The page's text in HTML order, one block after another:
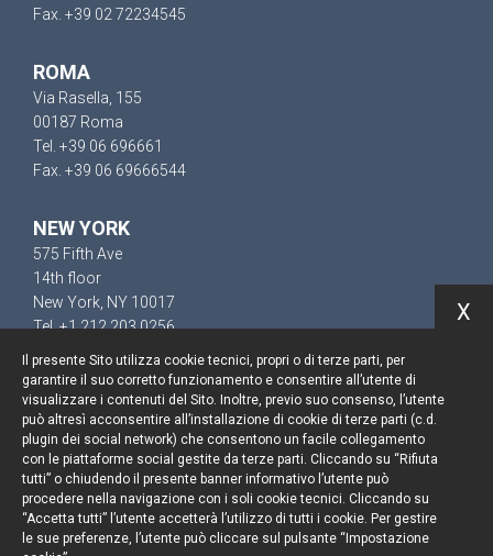
Fax. +39 02 72234545
ROMA
Via Rasella, 155
00187 Roma
Tel. +39 06 696661
Fax. +39 06 69666544
NEW YORK
575 Fifth Ave
14th floor
New York, NY 10017
Tel. +1 212 203 0256
Resta aggiornato
Cookie policy
Informativa privacy
Il presente Sito utilizza cookie tecnici, propri o di terze parti, per
garantire il suo corretto funzionamento e consentire all’utente di
visualizzare i contenuti del Sito. Inoltre, previo suo consenso, l’utente
può altresì acconsentire all’installazione di cookie di terze parti (c.d.
plugin dei social network) che consentono un facile collegamento
con le piattaforme social gestite da terze parti. Cliccando su “Rifiuta
tutti” o chiudendo il presente banner informativo l’utente può
procedere nella navigazione con i soli cookie tecnici. Cliccando su
“Accetta tutti” l’utente accetterà l’utilizzo di tutti i cookie. Per gestire
le sue preferenze, l’utente può cliccare sul pulsante “Impostazione
X